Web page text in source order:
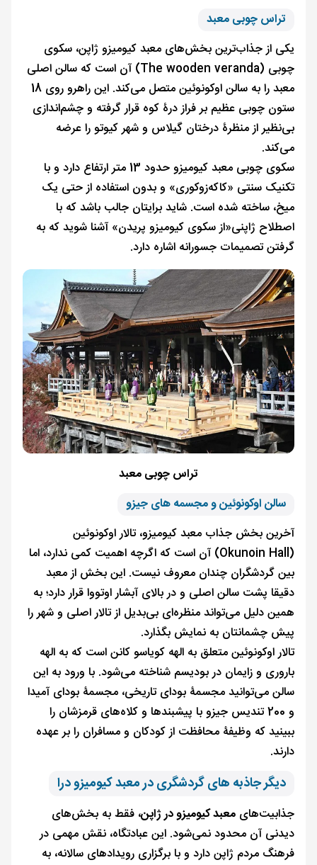
تراس چوبی معبد
یکی از جذاب‌ترین بخش‌های معبد کیومیزو ژاپن، سکوی
چوبی (The wooden veranda) آن است که سالن اصلی
معبد را به سالن اوکونوئین متصل می‌کند. این راهرو روی 18
ستون چوبی عظیم بر فراز درۀ کوه قرار گرفته و چشم‌اندازی
بی‌نظیر از منظرۀ درختان گیلاس و شهر کیوتو را عرضه
می‌کند.
سکوی چوبی معبد کیومیزو حدود 13 متر ارتفاع دارد و با
تکنیک سنتی «کاکه‌زوکوری» و بدون استفاده از حتی یک
میخ، ساخته شده است. شاید برایتان جالب باشد که با
اصطلاح ژاپنی«از سکو‌ی کیومیزو پریدن» آشنا شوید که به
گرفتن تصمیمات جسورانه اشاره دارد.
تراس چوبی معبد
سالن اوکونوئین و مجسمه های جیزو
آخرین بخش جذاب معبد کیومیزو، تالار اوکونوئین
(Okunoin Hall) آن است که اگرچه اهمیت کمی ندارد، اما
بین گردشگران چندان معروف نیست. این بخش از معبد
دقیقا پشت سالن اصلی و در بالای آبشار اوتووا قرار دارد؛ به
همین دلیل می‌تواند منظره‌ای بی‌بدیل از تالار اصلی و شهر را
پیش چشمانتان به نمایش بگذارد.
تالار اوکونوئین متعلق به الهه کویاسو کانن است که به الهه
باروری و زایمان در بودیسم شناخته می‌شود. با ورود به این
سالن می‌توانید مجسمۀ بودای تاریخی، مجسمۀ بودای آمیدا
و 200 تندیس جیزو با پیشبندها و کلاه‌های قرمزشان را
ببینید که وظیفۀ محافظت از کودکان و مسافران را بر عهده
دارند.
دیگر جاذبه های گردشگری در معبد کیومیزو درا
جذابیت‌های معبد کیومیزو در ژاپن، فقط به بخش‌های
دیدنی آن محدود نمی‌شود. این عبادتگاه، نقش مهمی در
فرهنگ مردم ژاپن دارد و با برگزاری رویدادهای سالانه، به